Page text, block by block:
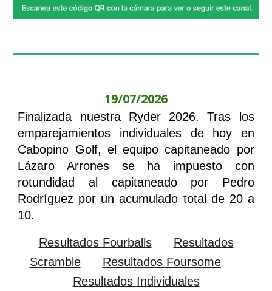
19/07/2026
Finalizada nuestra Ryder 2026. Tras los
emparejamientos individuales de hoy en
Cabopino Golf, el equipo capitaneado por
Lázaro Arrones se ha impuesto con
rotundidad al capitaneado por Pedro
Rodríguez por un acumulado total de 20 a
10.
Resultados Fourballs
Resultados
Scramble
Resultados Foursome
Resultados Individuales